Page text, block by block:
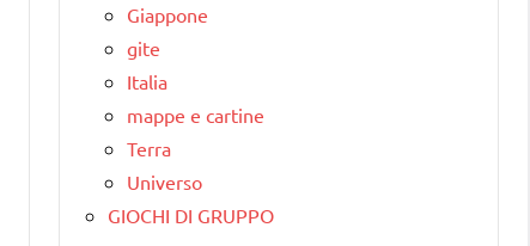
Giappone
gite
Italia
mappe e cartine
Terra
Universo
GIOCHI DI GRUPPO